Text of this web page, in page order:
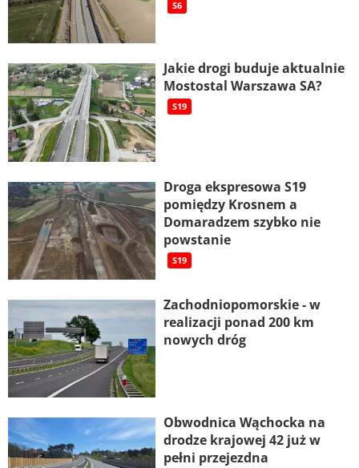
S6
Jakie drogi buduje aktualnie
Mostostal Warszawa SA?
S19
Droga ekspresowa S19
pomiędzy Krosnem a
Domaradzem szybko nie
powstanie
S19
Zachodniopomorskie - w
realizacji ponad 200 km
nowych dróg
Obwodnica Wąchocka na
drodze krajowej 42 już w
pełni przejezdna